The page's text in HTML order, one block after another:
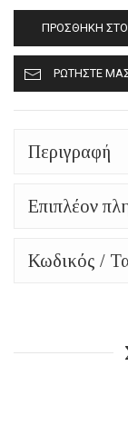
ΠΡΟΣΘΉΚΗ
ΡΩΤΉΣΤΕ
Περιγραφή
Επιπλέον
Κωδικός /